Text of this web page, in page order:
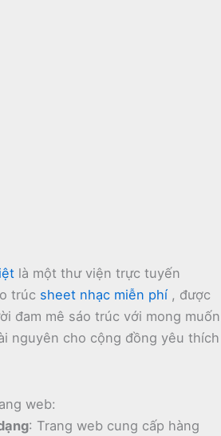
là một thư viện trực tuyến
trúc sheet nhạc miễn phí , được
đam mê sáo trúc với mong muốn
nguyên cho cộng đồng yêu thích
web:
: Trang web cung cấp hàng